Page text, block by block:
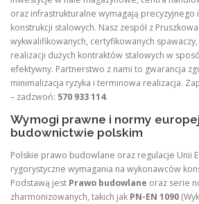
oraz infrastrukturalne wymagają precyzyjnego
konstrukcji stalowych. Nasz zespół z
wykwalifikowanych, certyfikowanych
realizacji dużych kontraktów stalowych w
efektywny. Partnerstwo z nami to gwarancja
minimalizacja ryzyka i terminowa realizacja.
– zadzwoń: 570 933 114.
Wymogi prawne i normy
budownictwie polskim
Polskie prawo budowlane oraz regulacje Unii
rygorystyczne wymagania na wykonawców
Podstawą jest Prawo budowlane oraz serie
zharmonizowanych, takich jak PN-EN 1090